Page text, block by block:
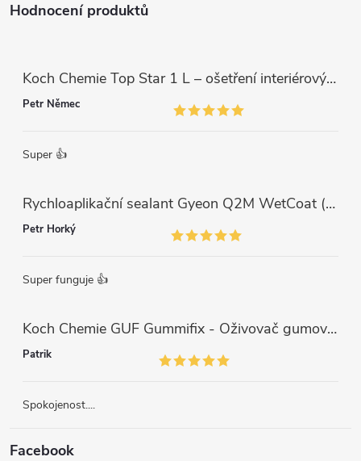
Hodnocení produktů
Koch Chemie Top Star 1 L – ošetření interiérových plastů, ochrana a matný vzhled
Petr Němec
Super 👍
Rychloaplikační sealant Gyeon Q2M WetCoat (1 L)
Petr Horký
Super funguje 👍
Koch Chemie GUF Gummifix - Oživovač gumových koberců (1000ml)
Patrik
Spokojenost....
Facebook